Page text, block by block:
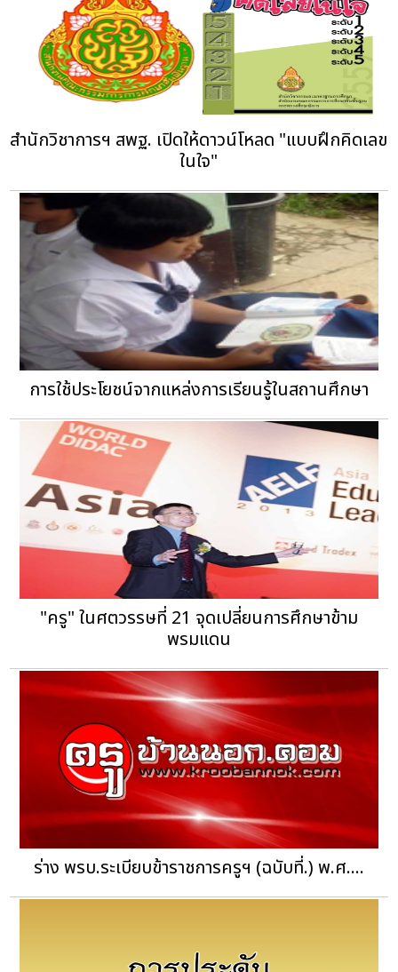
สำนักวิชาการฯ สพฐ. เปิดให้ดาวน์โหลด "แบบฝึกคิดเลข
ในใจ"
การใช้ประโยชน์จากแหล่งการเรียนรู้ในสถานศึกษา
"ครู" ในศตวรรษที่ 21 จุดเปลี่ยนการศึกษาข้าม
พรมแดน
ร่าง พรบ.ระเบียบข้าราชการครูฯ (ฉบับที่.) พ.ศ....